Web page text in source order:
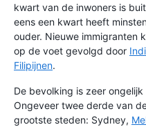
kwart van de inwoners is
eens een kwart heeft
ouder. Nieuwe immigranten
op de voet gevolgd door
Filipijnen.
De bevolking is zeer
Ongeveer twee derde van
grootste steden: Sydney,